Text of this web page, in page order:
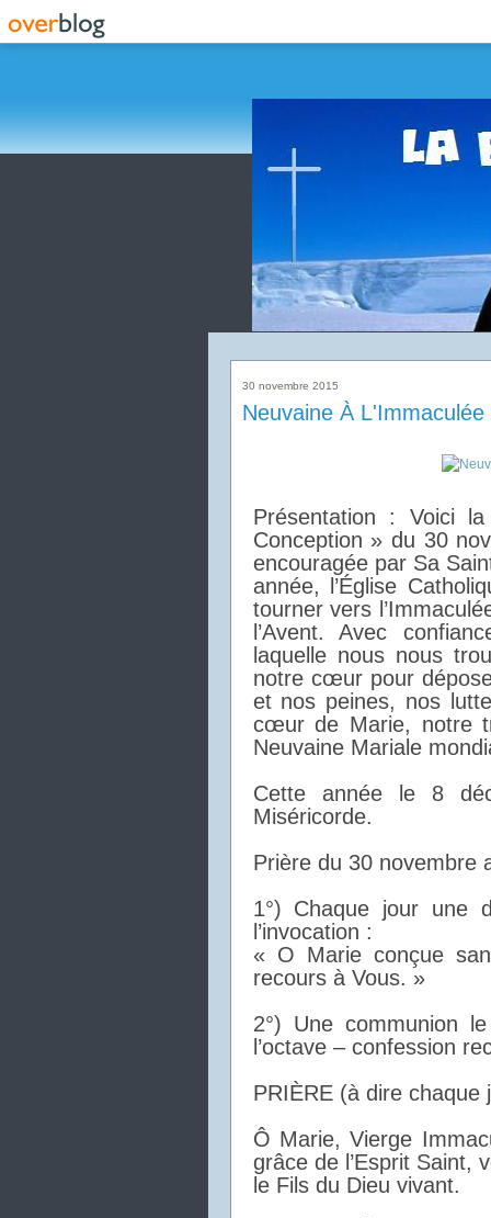
30 novembre 2015
Neuvaine À L'Immaculée
Présentation : Voici
Conception » du 30
encouragée par Sa
année, l’Église
tourner vers
l’Avent. Avec
laquelle nous nous
notre cœur pour
et nos peines, nos
cœur de Marie, notre
Neuvaine Mariale
Cette année le 8
Miséricorde.
Prière du 30 novembre
1°) Chaque jour une
l’invocation :
« O Marie conçue
recours à Vous. »
2°) Une communion
l’octave – confession
PRIÈRE (à dire chaque
Ô Marie, Vierge
grâce de l’Esprit Saint,
le Fils du Dieu vivant.